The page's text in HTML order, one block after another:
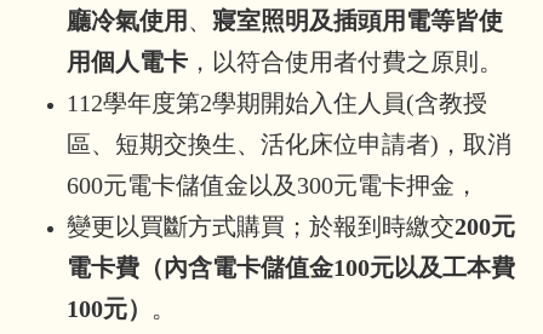
廳冷氣使用 、 寢室照明及插頭用電等皆使
用個人電卡 ，以符合使用者付費之原則。
112學年度第2學期開始入住人員(含教授
區、短期交換生、活化床位申請者)，取消
600元電卡儲值金以及300元電卡押金，
變更以買斷方式購買；於報到時繳交200元
電卡費（內含電卡儲值金100元以及工本費
100元） 。